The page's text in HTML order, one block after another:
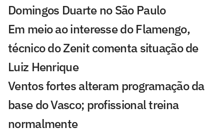
Domingos Duarte no São Paulo
Em meio ao interesse do Flamengo,
técnico do Zenit comenta situação de
Luiz Henrique
Ventos fortes alteram programação da
base do Vasco; profissional treina
normalmente